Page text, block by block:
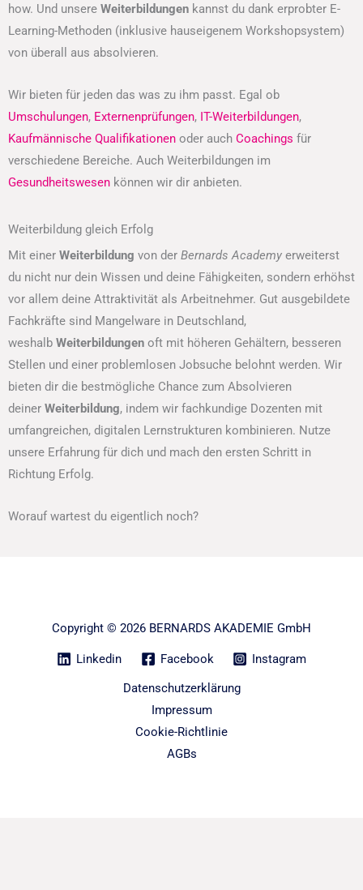
how. Und unsere Weiterbildungen kannst du dank erprobter E-
Learning-Methoden (inklusive hauseigenem Workshopsystem)
von überall aus absolvieren.
Wir bieten für jeden das was zu ihm passt. Egal ob
Umschulungen, Externenprüfungen, IT-Weiterbildungen,
Kaufmännische Qualifikationen oder auch Coachings für
verschiedene Bereiche. Auch Weiterbildungen im
Gesundheitswesen können wir dir anbieten.
Weiterbildung gleich Erfolg
Mit einer Weiterbildung von der Bernards Academy erweiterst
du nicht nur dein Wissen und deine Fähigkeiten, sondern erhöhst
vor allem deine Attraktivität als Arbeitnehmer. Gut ausgebildete
Fachkräfte sind Mangelware in Deutschland,
weshalb Weiterbildungen oft mit höheren Gehältern, besseren
Stellen und einer problemlosen Jobsuche belohnt werden. Wir
bieten dir die bestmögliche Chance zum Absolvieren
deiner Weiterbildung, indem wir fachkundige Dozenten mit
umfangreichen, digitalen Lernstrukturen kombinieren. Nutze
unsere Erfahrung für dich und mach den ersten Schritt in
Richtung Erfolg.
Worauf wartest du eigentlich noch?
Copyright © 2026 BERNARDS AKADEMIE GmbH
Linkedin Facebook
Instagram
Datenschutzerklärung
Impressum
Cookie-Richtlinie
AGBs